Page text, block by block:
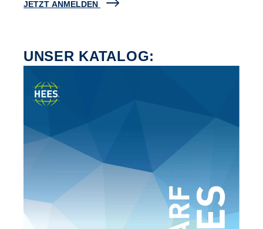
JETZT ANMELDEN
UNSER KATALOG: